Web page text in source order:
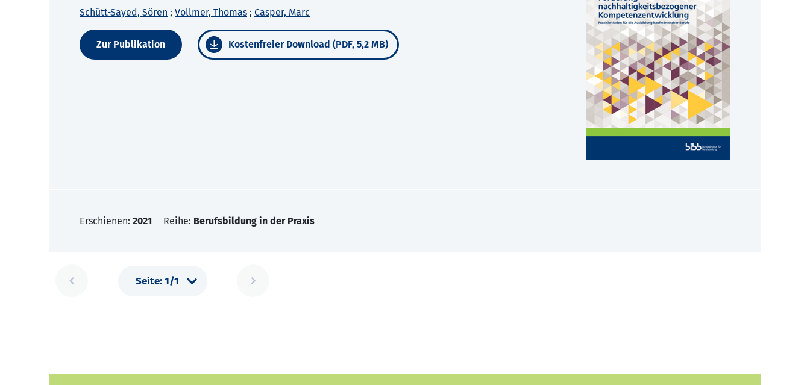
Schütt-Sayed, Sören ; Vollmer, Thomas ; Casper, Marc
Zur Publikation Kostenfreier Download (PDF, 5,2 MB)
Erschienen: 2021 Reihe: Berufsbildung in der Praxis